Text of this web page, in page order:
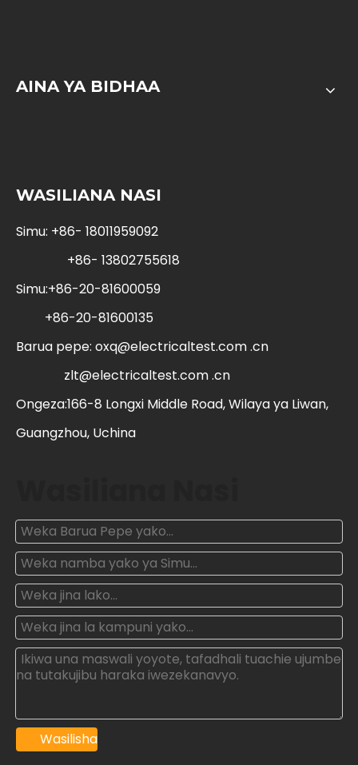
AINA YA BIDHAA
WASILIANA NASI
Simu: +86- 18011959092
+86- 13802755618
Simu:+86-20-81600059
+86-20-81600135
Barua pepe: oxq@electricaltest.com .cn
zlt@electricaltest.com .cn
Ongeza:166-8 Longxi Middle Road, Wilaya ya Liwan,
Guangzhou, Uchina
Wasilisha